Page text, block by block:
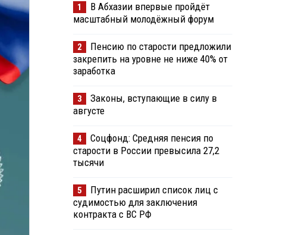
1
В Абхазии впервые пройдёт
масштабный молодёжный форум
2
Пенсию по старости предложили
закрепить на уровне не ниже 40% от
заработка
3
Законы, вступающие в силу в
августе
4
Соцфонд: Средняя пенсия по
старости в России превысила 27,2
тысячи
5
Путин расширил список лиц с
судимостью для заключения
контракта с ВС РФ